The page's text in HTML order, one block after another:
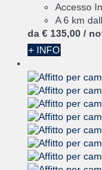
Accesso
A 6 km
da € 135,00 /
+ INFO